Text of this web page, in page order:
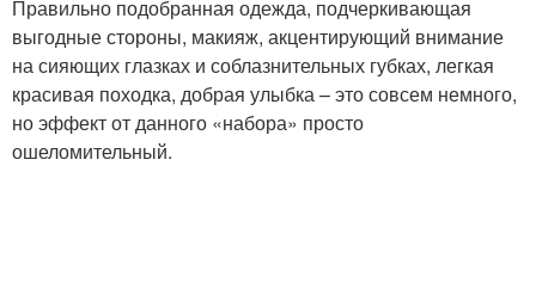
Правильно подобранная одежда, подчеркивающая
выгодные стороны, макияж, акцентирующий внимание
на сияющих глазках и соблазнительных губках, легкая
красивая походка, добрая улыбка – это совсем немного,
но эффект от данного «набора» просто
ошеломительный.